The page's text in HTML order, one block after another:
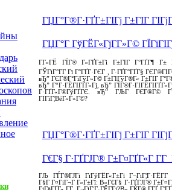
ГЏГ°Г®Г·ГҐГ±ГІГј Г±ГІГ
ГЏГ°Г ГўГЁГ«ГјГ­Г»Г©
ГГ«ГЁ ГЇГ® Г«ГҐГ±Гі Г±ГІГ Г°ГҐГ¶ Г±
ГЎГіГ°Г­Г Гї Г°ГҐГ·ГЄГ , Г·ГҐГ°ГҐГ§
вЂ” ГЄГ®Г°ГїГўГ»Г© Г±ГІГўГ®Г« Г±ГІГ
вЂ” Г“Г·ГЁГІГҐГ«Гј, вЂ”
Г·ГҐГ«Г®ГўГҐГЄ. вЂ” ГЉГ ГЄГ®Г©
ГІГїГ¦ВёГ«Г»Г©?
ГЏГ°Г®Г·ГҐГ±ГІГј Г±ГІГ
Г€Г§ Г·ГҐГЈГ® Г±Г¤ГҐГ«Г
ГЉ ГЃГ®ГЈГі ГїГўГЁГ«Г±Гї
Г§Г Г¤ГіГ¬Г Г«Г±Гї: В«Г€Г§ Г·ГҐГЈГ®